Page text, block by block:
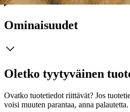
Ominaisuudet
Oletko tyytyväinen
Ovatko tuotetiedot riittävät? Jos
voisi muuten parantaa, anna palautetta.